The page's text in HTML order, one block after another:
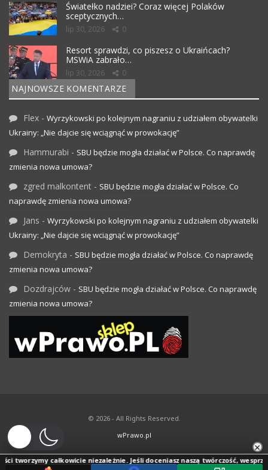
Światełko nadziei? Coraz więcej Polaków
sceptycznych…
lip 30, 2026 0
Resort sprawdzi, co piszesz o Ukraińcach?
MSWiA zabrało…
lip 30, 2026 0
NAJNOWSZE KOMENTARZE
Flex - Wyrzykowski po kolejnym nagraniu z udziałem obywatelki
Ukrainy: „Nie dajcie się wciągnąć w prowokację”
Hammurabi - SBU będzie mogła działać w Polsce. Co naprawdę
zmienia nowa umowa?
zgred malkontent - SBU będzie mogła działać w Polsce. Co
naprawdę zmienia nowa umowa?
Jans - Wyrzykowski po kolejnym nagraniu z udziałem obywatelki
Ukrainy: „Nie dajcie się wciągnąć w prowokację”
Demokryta - SBU będzie mogła działać w Polsce. Co naprawdę
zmienia nowa umowa?
Dozdrajców - SBU będzie mogła działać w Polsce. Co naprawdę
zmienia nowa umowa?
© 2026 - All Rights Reserved.
wPrawo.pl
×
tworzymy całkowicie niezależnie. Jeśli doceniasz naszą twórczość, wesprzyj